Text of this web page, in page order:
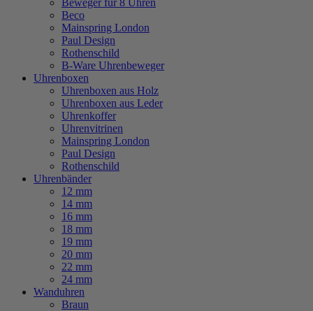
Beweger für 8 Uhren
Beco
Mainspring London
Paul Design
Rothenschild
B-Ware Uhrenbeweger
Uhrenboxen
Uhrenboxen aus Holz
Uhrenboxen aus Leder
Uhrenkoffer
Uhrenvitrinen
Mainspring London
Paul Design
Rothenschild
Uhrenbänder
12 mm
14 mm
16 mm
18 mm
19 mm
20 mm
22 mm
24 mm
Wanduhren
Braun